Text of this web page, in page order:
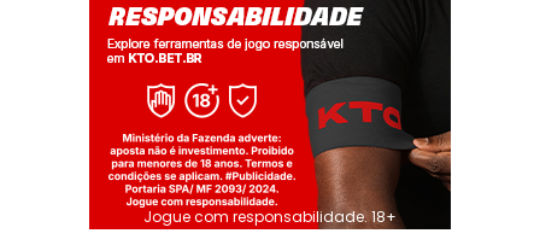
Jogue com responsabilidade. 18+